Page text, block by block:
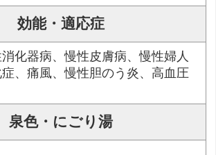
効能・適応症
化器病、慢性皮膚病、慢性婦人
、痛風、慢性胆のう炎、高血圧
泉色・にごり湯